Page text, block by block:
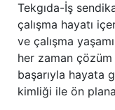
Tekgıda-İş
çalışma hayatı
ve çalışma
her zaman
başarıyla hayata
kimliği ile ön plana